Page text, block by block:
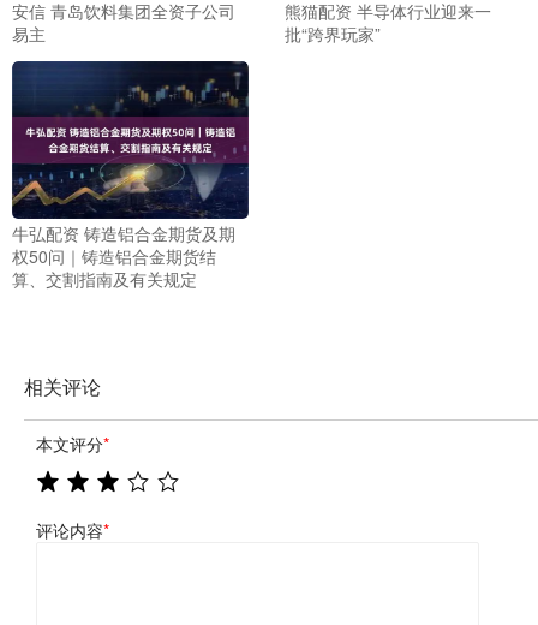
安信 青岛饮料集团全资子公司
易主
熊猫配资 半导体行业迎来一
批“跨界玩家”
牛弘配资 铸造铝合金期货及期
权50问｜铸造铝合金期货结
算、交割指南及有关规定
相关评论
本文评分*
评论内容*